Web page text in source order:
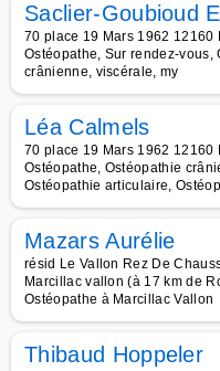
Saclier-Goubioud
70 place 19 Mars 1962
Ostéopathe, Sur rendez-
crânienne, viscérale, my
Léa Calmels
70 place 19 Mars 1962
Ostéopathe, Ostéopathie
Ostéopathie articulaire,
Mazars Aurélie
résid Le Vallon Rez De
Marcillac vallon (à 17 km de
Ostéopathe à Marcillac Vallon
Thibaud Hoppeler